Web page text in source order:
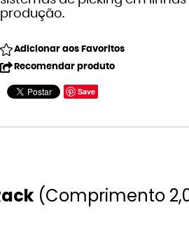
produção.
Adicionar aos Favoritos
Recomendar produto
Save
(Comprimento